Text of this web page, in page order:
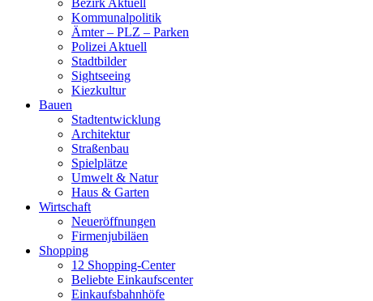
Kommunalpolitik
Ämter – PLZ – Parken
Polizei Aktuell
Stadtbilder
Sightseeing
Kiezkultur
Bauen
Stadtentwicklung
Architektur
Straßenbau
Spielplätze
Umwelt & Natur
Haus & Garten
Wirtschaft
Neueröffnungen
Firmenjubiläen
Shopping
12 Shopping-Center
Beliebte Einkaufscenter
Einkaufsbahnhöfe